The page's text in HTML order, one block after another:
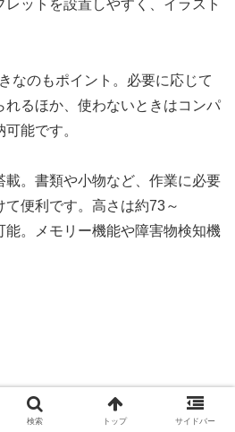
ットを設置しやすく、イラスト
なのもポイント。必要に応じて
れるほか、使わないときはコンパ
能です。
載。書類や小物など、作業に必要
便利です。高さは約73～
能。メモリー機能や障害物検知機
タンジットダブル DSW-
検索 トップ サイドバー